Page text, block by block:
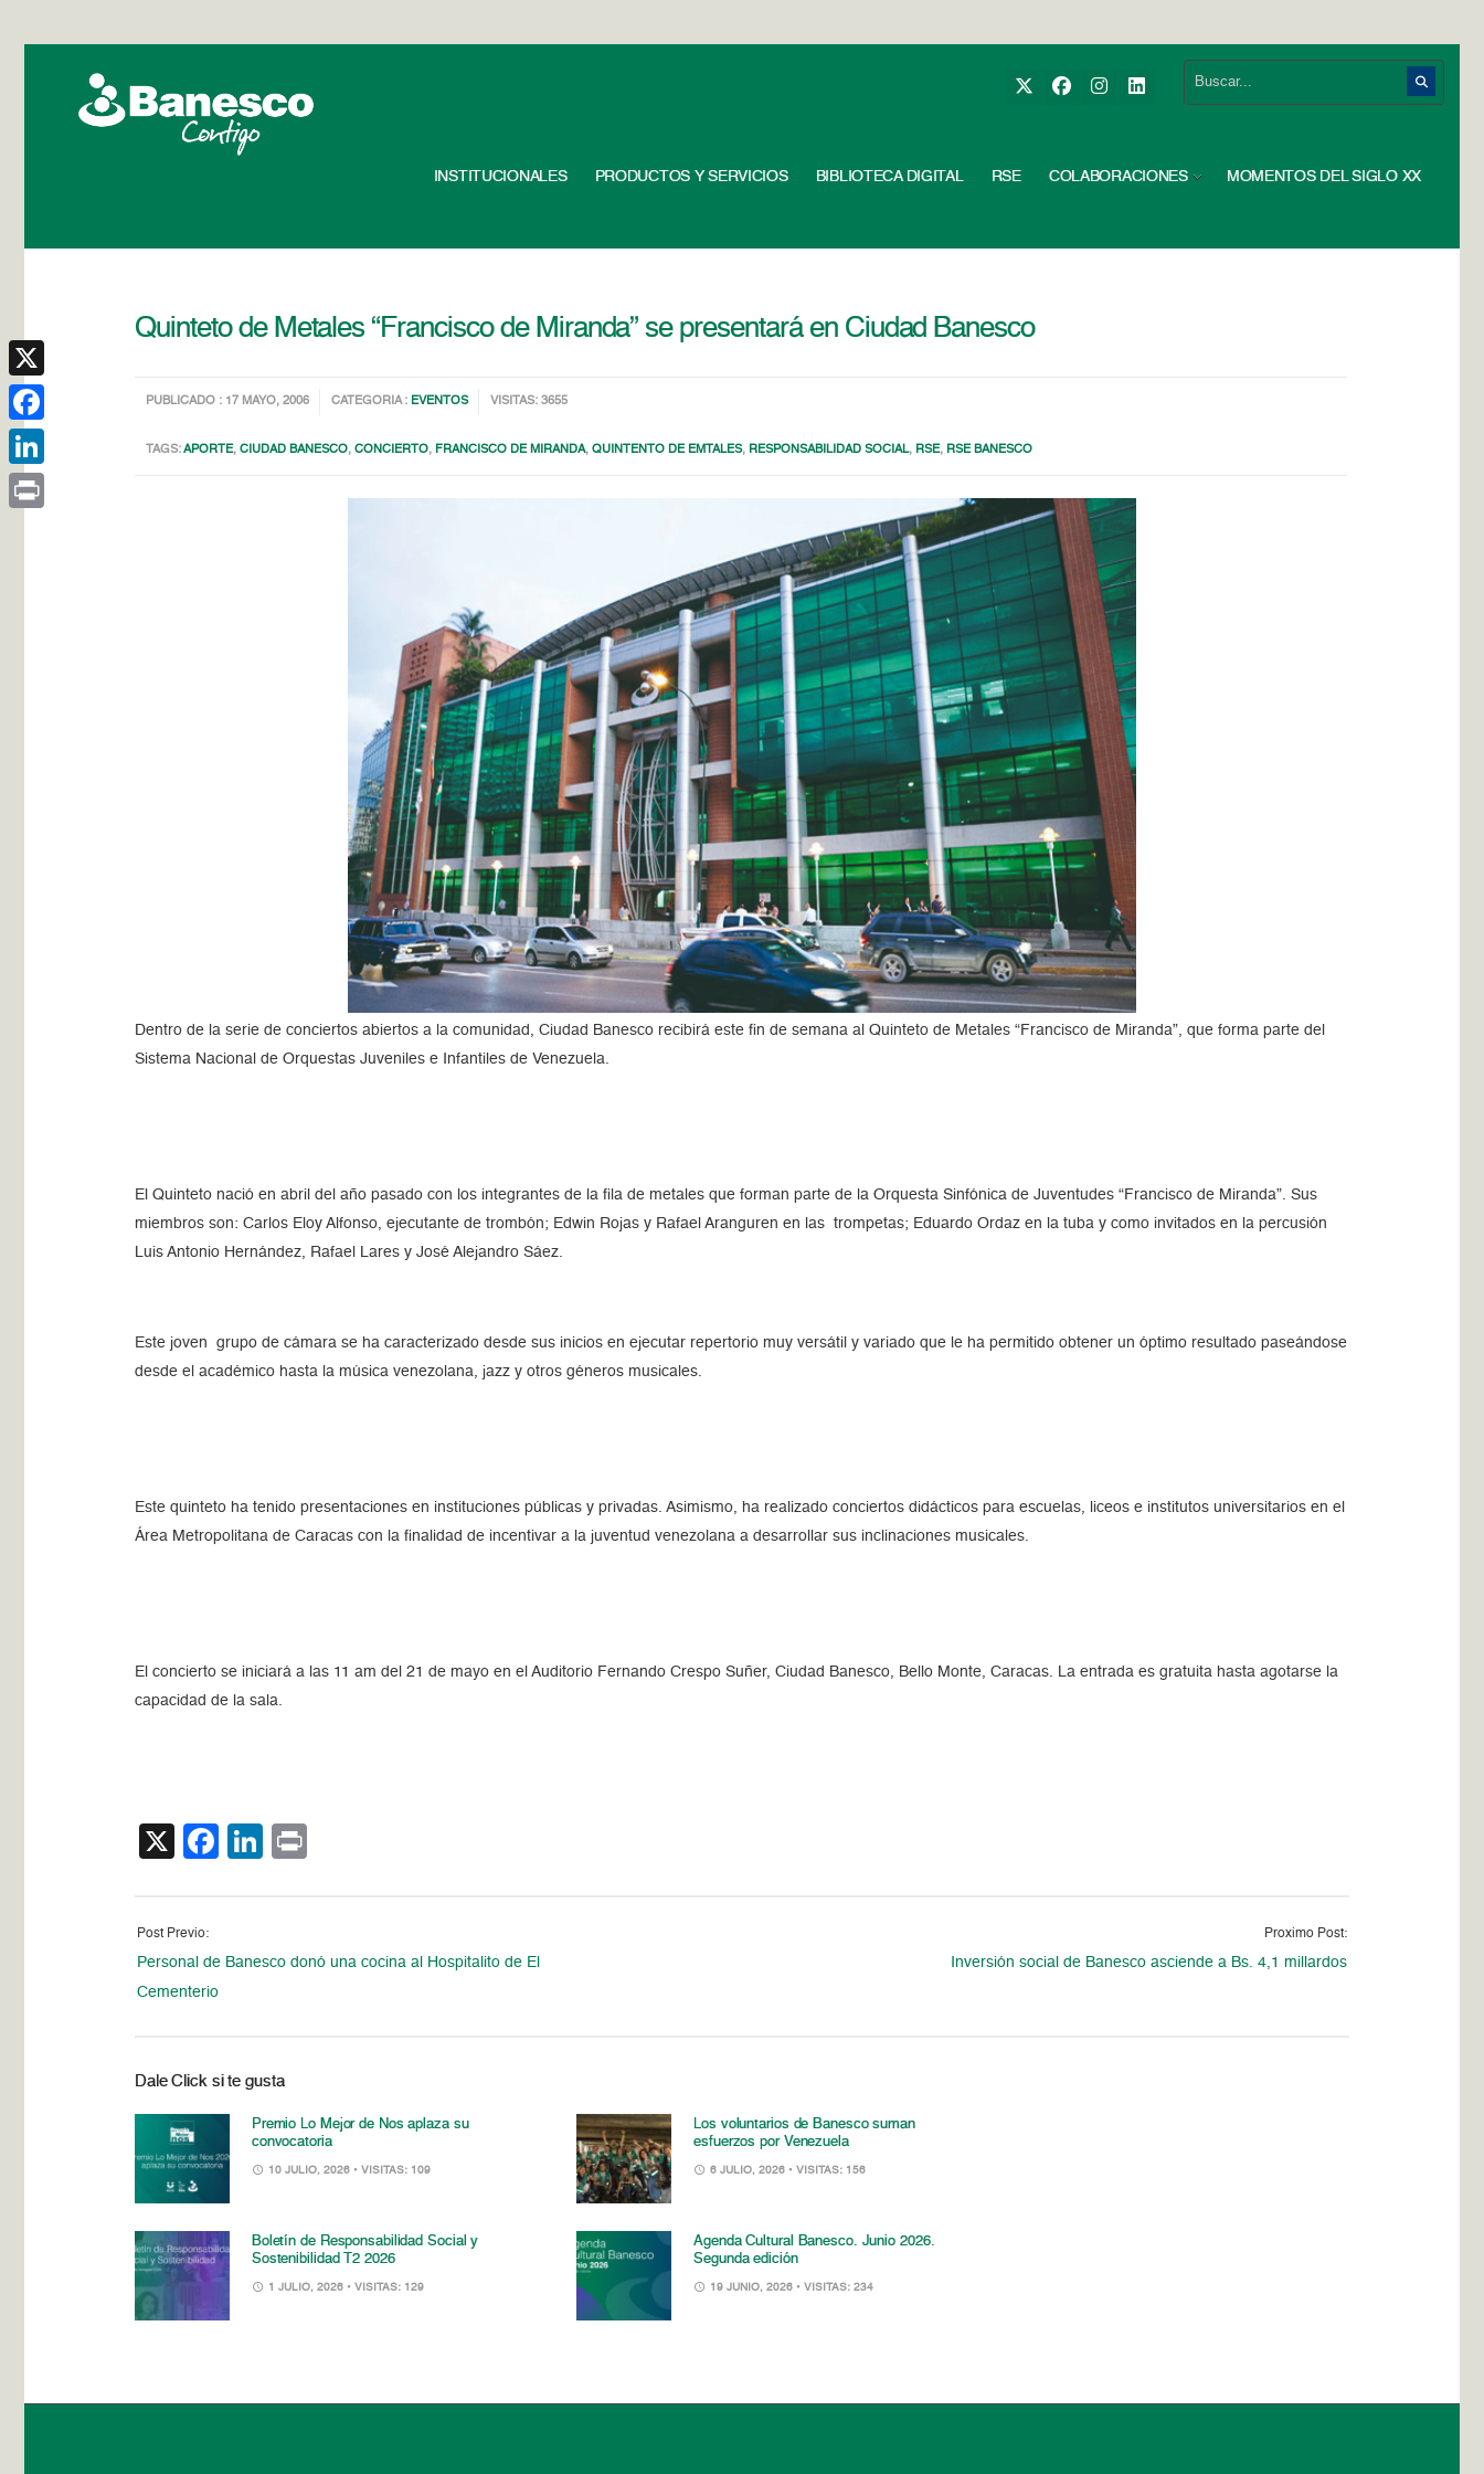
INSTITUCIONALES PRODUCTOS Y SERVICIOS BIBLIOTECA DIGITAL RSE COLABORACIONES MOMENTOS DEL SIGLO XX
Quinteto de Metales “Francisco de Miranda” se presentará en Ciudad Banesco
PUBLICADO : 17 MAYO, 2006 CATEGORIA : EVENTOS VISITAS: 3655
TAGS:APORTE,CIUDAD BANESCO,CONCIERTO, FRANCISCO DE MIRANDA,QUINTENTO DE EMTALES, RESPONSABILIDAD SOCIAL, RSE, RSE BANESCO
Dentro de la serie de conciertos abiertos a la comunidad, Ciudad Banesco recibirá este fin de semana al Quinteto de Metales “Francisco de Miranda”, que forma parte del
Sistema Nacional de Orquestas Juveniles e Infantiles de Venezuela.
El Quinteto nació en abril del año pasado con los integrantes de la fila de metales que forman parte de la Orquesta Sinfónica de Juventudes “Francisco de Miranda”. Sus
miembros son: Carlos Eloy Alfonso, ejecutante de trombón; Edwin Rojas y Rafael Aranguren en las trompetas; Eduardo Ordaz en la tuba y como invitados en la percusión
Luis Antonio Hernández, Rafael Lares y José Alejandro Sáez.
Este joven grupo de cámara se ha caracterizado desde sus inicios en ejecutar repertorio muy versátil y variado que le ha permitido obtener un óptimo resultado paseándose
desde el académico hasta la música venezolana, jazz y otros géneros musicales.
Este quinteto ha tenido presentaciones en instituciones públicas y privadas. Asimismo, ha realizado conciertos didácticos para escuelas, liceos e institutos universitarios en el
Área Metropolitana de Caracas con la finalidad de incentivar a la juventud venezolana a desarrollar sus inclinaciones musicales.
El concierto se iniciará a las 11 am del 21 de mayo en el Auditorio Fernando Crespo Suñer, Ciudad Banesco, Bello Monte, Caracas. La entrada es gratuita hasta agotarse la
capacidad de la sala.
X Facebook
LinkedIn
Post Previo:
Personal de Banesco donó una cocina al Hospitalito de El
Cementerio
Proximo Post:
Inversión social de Banesco asciende a Bs. 4,1 millardos
Dale Click si te gusta
Premio Lo Mejor de Nos aplaza su
convocatoria
10 JULIO, 2026 • VISITAS: 109
Los voluntarios de Banesco suman
esfuerzos por Venezuela
6 JULIO, 2026 • VISITAS: 156
Boletín de Responsabilidad Social y
Sostenibilidad T2 2026
1 JULIO, 2026 • VISITAS: 129
Agenda Cultural Banesco. Junio 2026.
Segunda edición
19 JUNIO, 2026 • VISITAS: 234
X
Facebook
LinkedIn